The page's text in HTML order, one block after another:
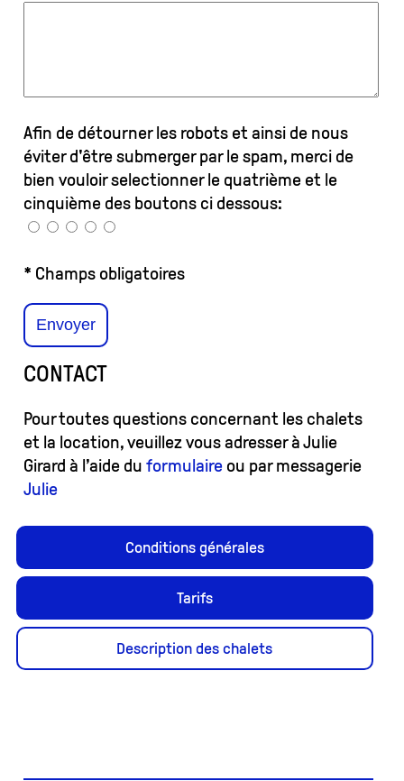
Afin de détourner les robots et ainsi de nous
éviter d'être submerger par le spam, merci de
bien vouloir selectionner le quatrième et le
cinquième des boutons ci dessous:
* Champs obligatoires
CONTACT
Pour toutes questions concernant les chalets
et la location, veuillez vous adresser à Julie
Girard à l’aide duformulaire ou par messagerie
Julie
Conditions générales
Tarifs
Description des chalets